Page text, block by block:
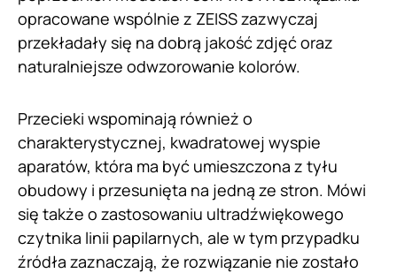
opracowane wspólnie z ZEISS zazwyczaj
przekładały się na dobrą jakość zdjęć oraz
naturalniejsze odwzorowanie kolorów.
Przecieki wspominają również o
charakterystycznej, kwadratowej wyspie
aparatów, która ma być umieszczona z tyłu
obudowy i przesunięta na jedną ze stron. Mówi
się także o zastosowaniu ultradźwiękowego
czytnika linii papilarnych, ale w tym przypadku
źródła zaznaczają, że rozwiązanie nie zostało